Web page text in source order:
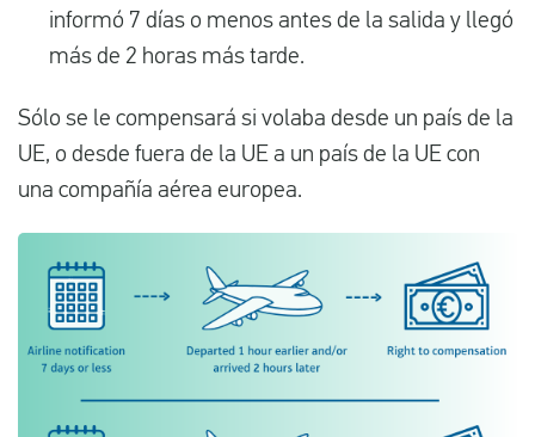
informó 7 días o menos antes de la salida y llegó
más de 2 horas más tarde.
Sólo se le compensará si volaba desde un país de la
UE, o desde fuera de la UE a un país de la UE con
una compañía aérea europea.